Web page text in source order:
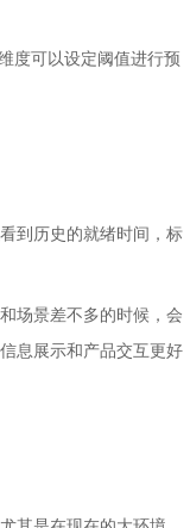
度可以设定阈值进行预
到历史的就绪时间，标
场景差不多的时候，会
息展示和产品交互更好